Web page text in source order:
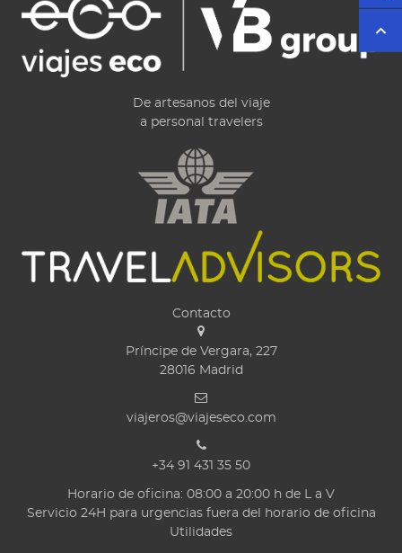
De artesanos del viaje
a personal travelers
Contacto
Príncipe de Vergara, 227
28016 Madrid
viajeros@viajeseco.com
+34 91 431 35 50
Horario de oficina: 08:00 a 20:00 h de L a V
Servicio 24H para urgencias fuera del horario de oficina
Utilidades